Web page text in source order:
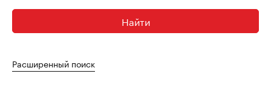
Найти
Расширенный поиск